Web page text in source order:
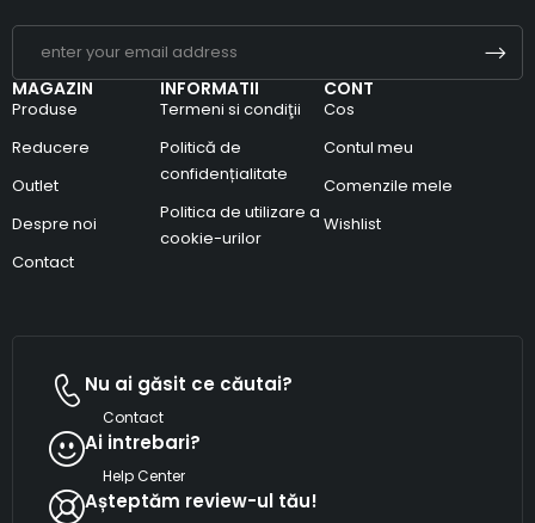
MAGAZIN
Produse
Reducere
Outlet
Despre noi
Contact
INFORMATII
Termeni si condiţii
Politică de
confidențialitate
Politica de utilizare a
cookie-urilor
CONT
Cos
Contul meu
Comenzile mele
Wishlist
Nu ai găsit ce căutai?
Contact
Ai intrebari?
Help Center
Așteptăm review-ul tău!